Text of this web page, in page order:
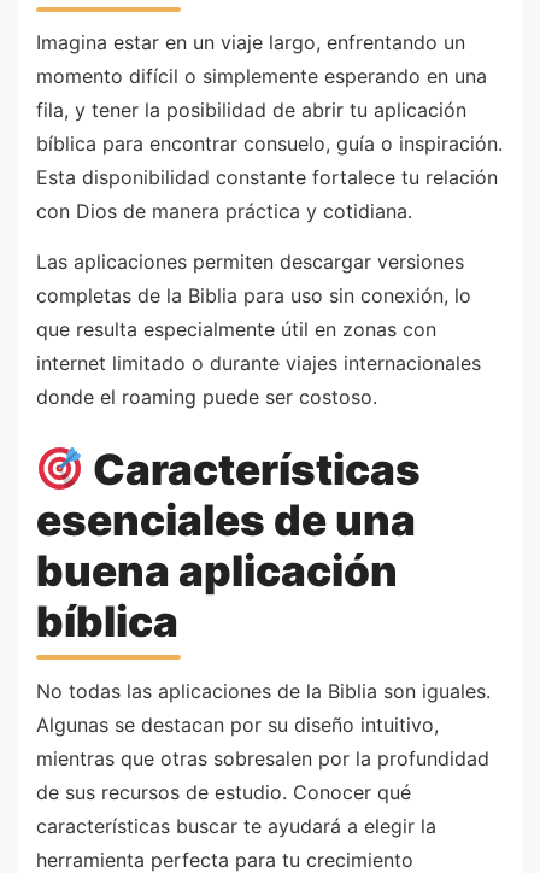
Imagina estar en un viaje largo, enfrentando un
momento difícil o simplemente esperando en una
fila, y tener la posibilidad de abrir tu aplicación
bíblica para encontrar consuelo, guía o inspiración.
Esta disponibilidad constante fortalece tu relación
con Dios de manera práctica y cotidiana.
Las aplicaciones permiten descargar versiones
completas de la Biblia para uso sin conexión, lo
que resulta especialmente útil en zonas con
internet limitado o durante viajes internacionales
donde el roaming puede ser costoso.
Características
esenciales de una
buena aplicación
bíblica
No todas las aplicaciones de la Biblia son iguales.
Algunas se destacan por su diseño intuitivo,
mientras que otras sobresalen por la profundidad
de sus recursos de estudio. Conocer qué
características buscar te ayudará a elegir la
herramienta perfecta para tu crecimiento